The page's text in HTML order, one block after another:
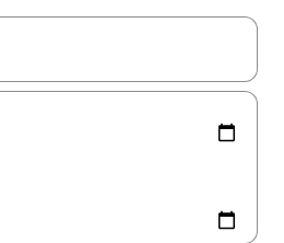
zijn, maak je een keuze